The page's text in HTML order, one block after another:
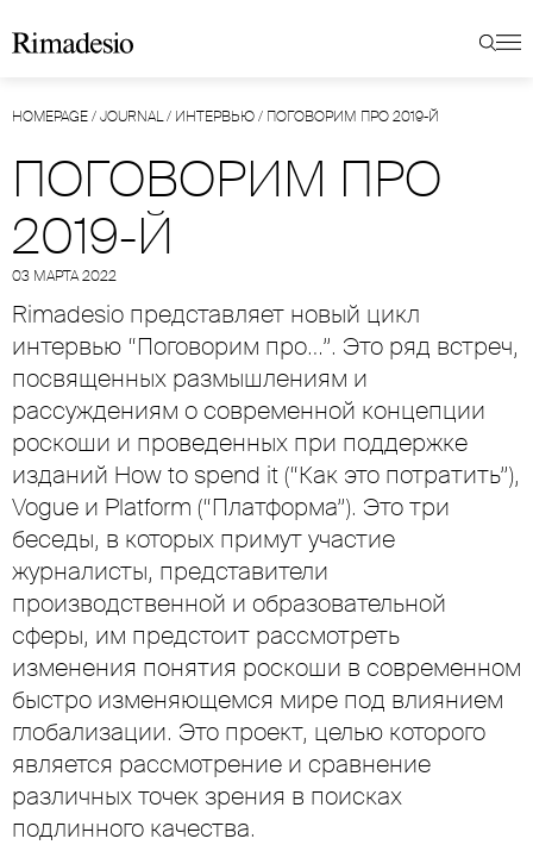
HOMEPAGE/JOURNAL/ ИНТЕРВЬЮ/ ПОГОВОРИМ ПРО 2019-Й
ПОГОВОРИМ ПРО
2019-Й
03 МАРТА 2022
Rimadesio представляет новый цикл
интервью “Поговорим про…”. Это ряд встреч,
посвященных размышлениям и
рассуждениям о современной концепции
роскоши и проведенных при поддержке
изданий How to spend it (“Как это потратить”),
Vogue и Platform (“Платформа”). Это три
беседы, в которых примут участие
журналисты, представители
производственной и образовательной
сферы, им предстоит рассмотреть
изменения понятия роскоши в современном
быстро изменяющемся мире под влиянием
глобализации. Это проект, целью которого
является рассмотрение и сравнение
различных точек зрения в поисках
подлинного качества.